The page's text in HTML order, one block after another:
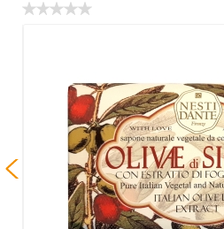
Лекарства
Косметика
Гигиена
Изделия медицинского